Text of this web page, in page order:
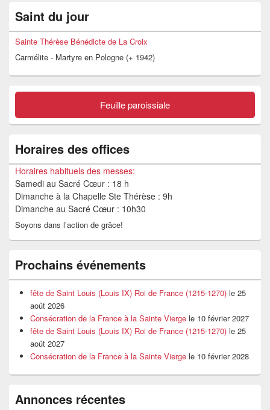
principale
de
widget
barre
Saint du jour
Sainte Thérèse Bénédicte de La Croix
Carmélite - Martyre en Pologne (+ 1942)
Feuille paroissiale
Horaires des offices
Horaires habituels des messes:
Samedi au Sacré Cœur : 18 h
Dimanche à la Chapelle Ste Thérèse : 9h
Dimanche au Sacré Cœur : 10h30
Soyons dans l’action de grâce!
Prochains événements
fête de Saint Louis (Louis IX) Roi de France (1215-1270) le 25
août 2026
Consécration de la France à la Sainte Vierge le 10 février 2027
fête de Saint Louis (Louis IX) Roi de France (1215-1270) le 25
août 2027
Consécration de la France à la Sainte Vierge le 10 février 2028
Annonces récentes